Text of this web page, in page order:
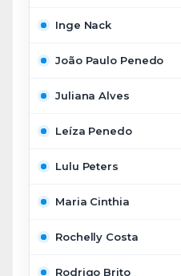
Inge Nack
João Paulo Penedo
Juliana Alves
Leíza Penedo
Lulu Peters
Maria Cinthia
Rochelly Costa
Rodrigo Brito